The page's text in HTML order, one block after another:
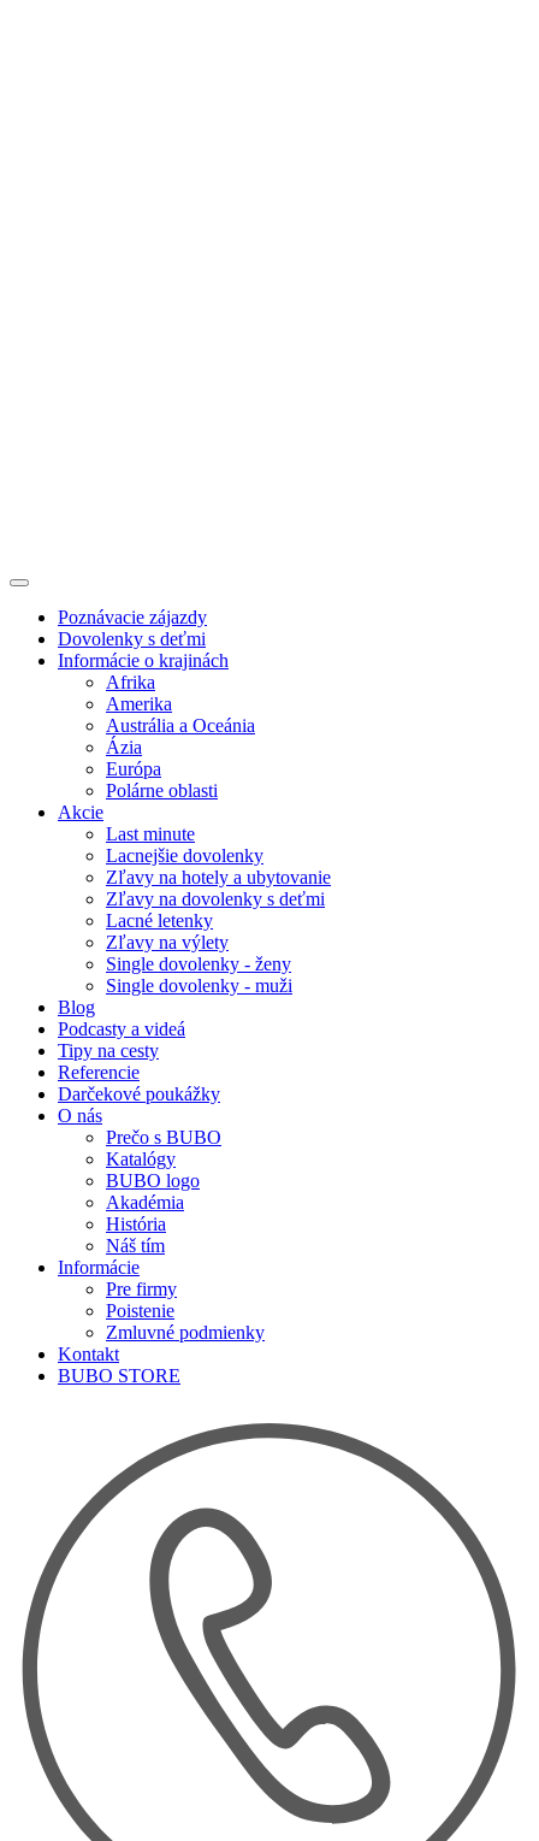
Poznávacie zájazdy
Dovolenky s deťmi
Informácie o krajinách
Afrika
Amerika
Austrália a Oceánia
Ázia
Európa
Polárne oblasti
Akcie
Last minute
Lacnejšie dovolenky
Zľavy na hotely a ubytovanie
Zľavy na dovolenky s deťmi
Lacné letenky
Zľavy na výlety
Single dovolenky - ženy
Single dovolenky - muži
Blog
Podcasty a videá
Tipy na cesty
Referencie
Darčekové poukážky
O nás
Prečo s BUBO
Katalógy
BUBO logo
Akadémia
História
Náš tím
Informácie
Pre firmy
Poistenie
Zmluvné podmienky
Kontakt
BUBO STORE